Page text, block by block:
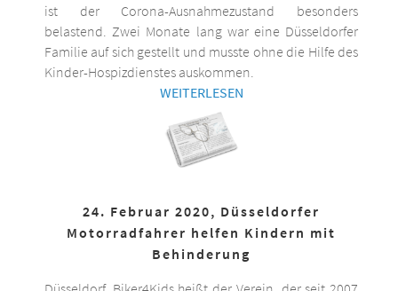
ist der Corona-Ausnahmezustand besonders
belastend. Zwei Monate lang war eine Düsseldorfer
Familie auf sich gestellt und musste ohne die Hilfe des
Kinder-Hospizdienstes auskommen.
WEITERLESEN
24. Februar 2020, Düsseldorfer
Motorradfahrer helfen Kindern mit
Behinderung